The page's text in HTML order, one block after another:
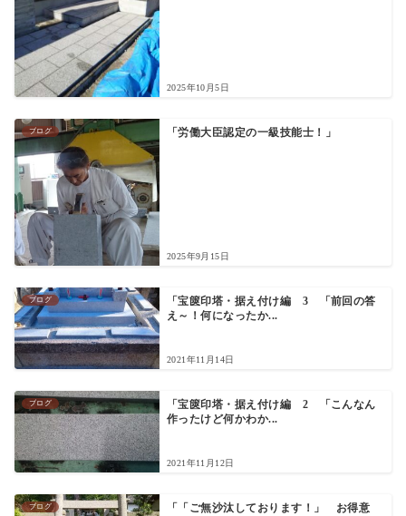
2025年10月5日
ブログ 「労働大臣認定の一級技能士！」
2025年9月15日
ブログ
「宝篋印塔・据え付け編 3 「前回の答
え～！何になったか...
2021年11月14日
ブログ
「宝篋印塔・据え付け編 2 「こんなん
作ったけど何かわか...
2021年11月12日
ブログ
「「ご無沙汰しております！」 お得意